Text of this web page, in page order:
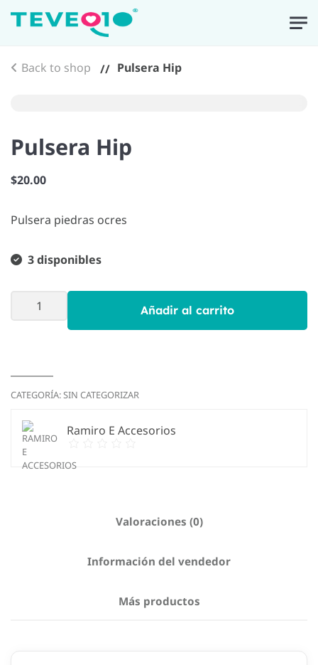
Back to shop Pulsera Hip
Pulsera Hip
$20.00
Pulsera piedras ocres
3 disponibles
Pulsera
Hip
Añadir al carrito
CATEGORÍA:SIN CATEGORIZAR
Ramiro E Accesorios
Valoraciones (0)
Información del vendedor
Más productos